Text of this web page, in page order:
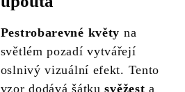
Pestrobarevné květy na
světlém pozadí vytvářejí
oslnivý vizuální efekt. Tento
vzor dodává šátkusvěžest a